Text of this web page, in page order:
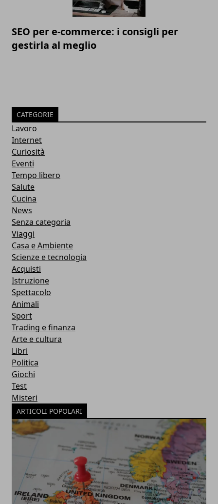
SEO per e-commerce: i consigli per
gestirla al meglio
CATEGORIE
Lavoro
Internet
Curiosità
Eventi
Tempo libero
Salute
Cucina
News
Senza categoria
Viaggi
Casa e Ambiente
Scienze e tecnologia
Acquisti
Istruzione
Spettacolo
Animali
Sport
Trading e finanza
Arte e cultura
Libri
Politica
Giochi
Test
Misteri
ARTICOLI POPOLARI